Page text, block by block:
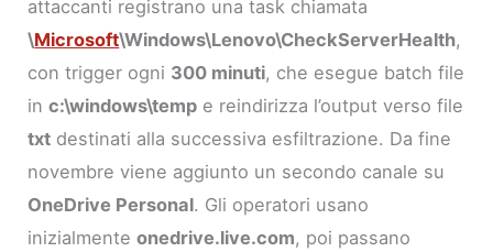
attaccanti registrano una task chiamata
\Microsoft\Windows\Lenovo\CheckServerHealth,
con trigger ogni 300 minuti, che esegue batch file
inc:\windows\temp e reindirizza l’output verso file
txt destinati alla successiva esfiltrazione. Da fine
novembre viene aggiunto un secondo canale su
OneDrive Personal. Gli operatori usano
inizialmenteonedrive.live.com, poi passano